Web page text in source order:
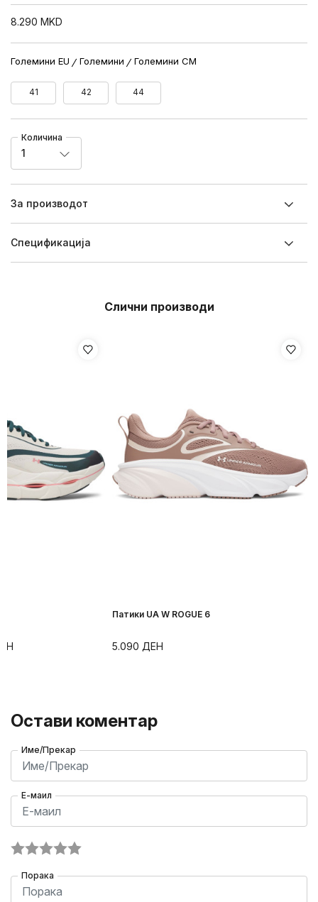
8.290 MKD
Големини EU Големини Големини CM
41 42 44
Количина
1
За производот
Спецификацијa
Слични производи
Патики UA W ROGUE 6
5.090 ДЕН
Остави коментар
Име/Прекар
Е-маил
Порака